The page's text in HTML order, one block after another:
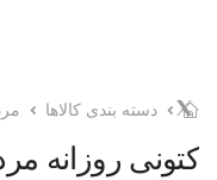
دسته بندی کالاها